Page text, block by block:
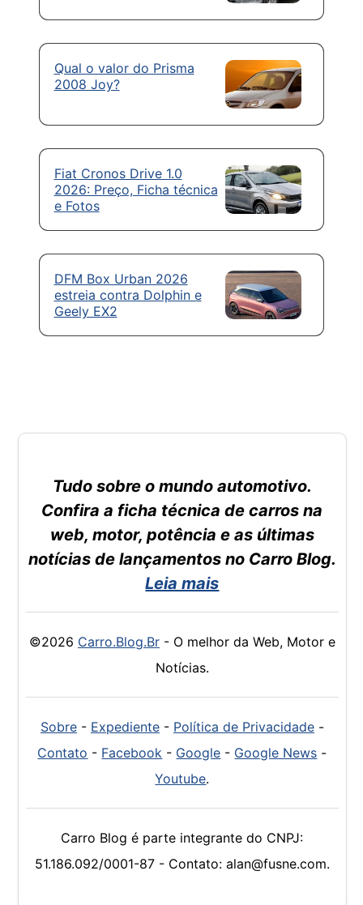
Qual o valor do Prisma
2008 Joy?
Fiat Cronos Drive 1.0
2026: Preço, Ficha técnica
e Fotos
DFM Box Urban 2026
estreia contra Dolphin e
Geely EX2
Tudo sobre o mundo automotivo.
Confira a ficha técnica de carros na
web, motor, potência e as últimas
notícias de lançamentos no Carro Blog.
Leia mais
©2026 Carro.Blog.Br- O melhor da Web, Motor e
Notícias.
Sobre- Expediente- Política de Privacidade-
Contato - Facebook - Google - Google News -
Youtube.
Carro Blog é parte integrante do CNPJ:
51.186.092/0001-87 - Contato: alan@fusne.com.